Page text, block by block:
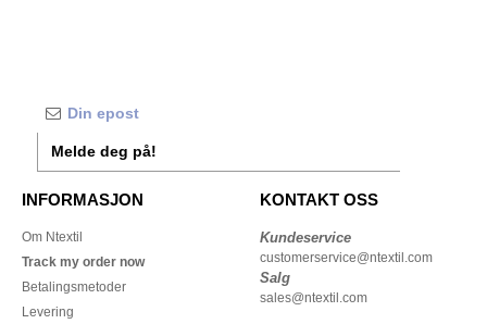
Melde deg på!
INFORMASJON
Om Ntextil
Track my order now
Betalingsmetoder
Levering
KONTAKT OSS
Kundeservice
customerservice@ntextil.com
Salg
sales@ntextil.com